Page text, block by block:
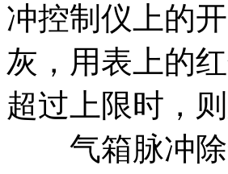
冲控制仪上的
灰，用表上的
超过上限时，
气箱脉冲除